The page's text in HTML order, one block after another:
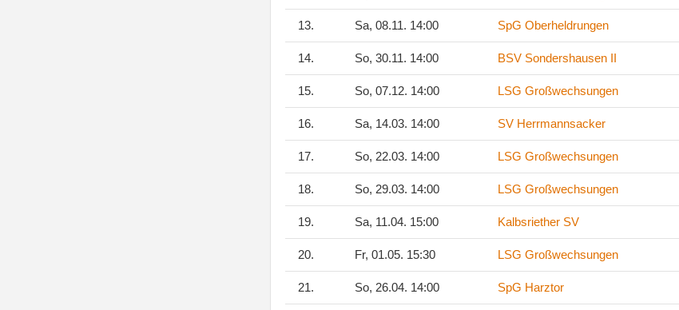
13. Sa, 08.11. 14:00 SpG Oberheldrungen
14. So, 30.11. 14:00 BSV Sondershausen II
15. So, 07.12. 14:00 LSG Großwechsungen
16. Sa, 14.03. 14:00 SV Herrmannsacker
17. So, 22.03. 14:00 LSG Großwechsungen
18. So, 29.03. 14:00 LSG Großwechsungen
19. Sa, 11.04. 15:00 Kalbsriether SV
20. Fr, 01.05. 15:30 LSG Großwechsungen
21. So, 26.04. 14:00 SpG Harztor